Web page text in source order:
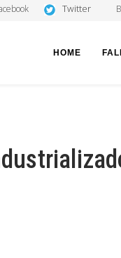
Twitter
HOME